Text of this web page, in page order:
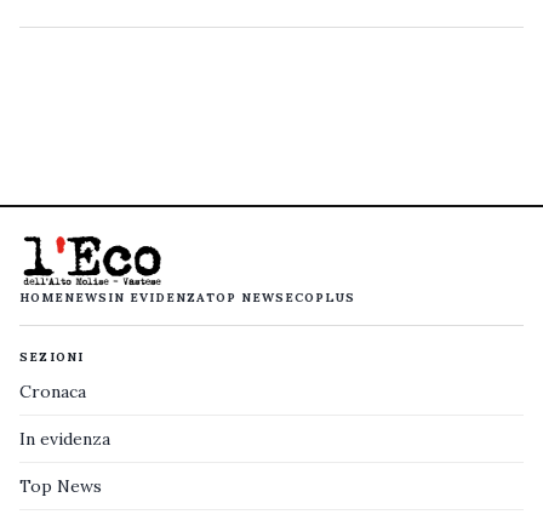
HOMENEWS IN EVIDENZATOP NEWS ECOPLUS
SEZIONI
Cronaca
In evidenza
Top News